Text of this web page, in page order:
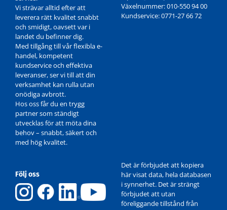
Vi strävar alltid efter att
leverera rätt kvalitet snabbt
och smidigt, oavsett var i
landet du befinner dig.
Med tillgång till vår flexibla e-
handel, kompetent
kundservice och effektiva
leveranser, ser vi till att din
verksamhet kan rulla utan
onödiga avbrott.
Hos oss får du en trygg
partner som ständigt
utvecklas för att möta dina
behov – snabbt, säkert och
med hög kvalitet.
Växelnummer: 010-550 94 00
Kundservice: 0771-27 66 72
Följ oss
Det är förbjudet att kopiera
här visat data, hela databasen
i synnerhet. Det är strängt
förbjudet att utan
föreliggande tillstånd från